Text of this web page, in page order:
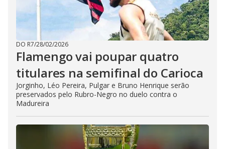
DO R7/28/02/2026
Flamengo vai poupar quatro
titulares na semifinal do Carioca
Jorginho, Léo Pereira, Pulgar e Bruno Henrique serão
preservados pelo Rubro-Negro no duelo contra o
Madureira